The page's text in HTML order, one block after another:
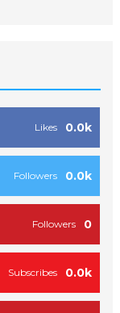
0.0k
Likes
0.0k
Followers
0
Followers
0.0k
Subscribes